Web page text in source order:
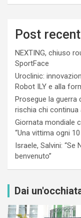
Post
NEXTING, chiuso
SportFace
Uroclinic:
Robot ILY e alla
Prosegue la guerra
rischia chi continua
Giornata mondiale
“Una vittima ogni
Israele, Salvini:
benvenuto”
Dai